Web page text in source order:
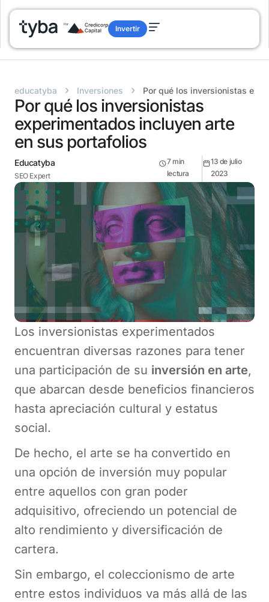
Invertir
educatyba › Inversiones › Por qué los inversionistas
Por qué los inversionistas
experimentados incluyen arte
en sus portafolios
Educatyba
SEO Expert
7 min
lectura
13 de julio
2023
Los inversionistas experimentados
encuentran diversas razones para tener
una participación de su inversión en arte,
que abarcan desde beneficios financieros
hasta apreciación cultural y estatus
social.
De hecho, el arte se ha convertido en
una opción de inversión muy popular
entre aquellos con gran poder
adquisitivo, ofreciendo un potencial de
alto rendimiento y diversificación de
cartera.
Sin embargo, el coleccionismo de arte
entre estos individuos va más allá de las